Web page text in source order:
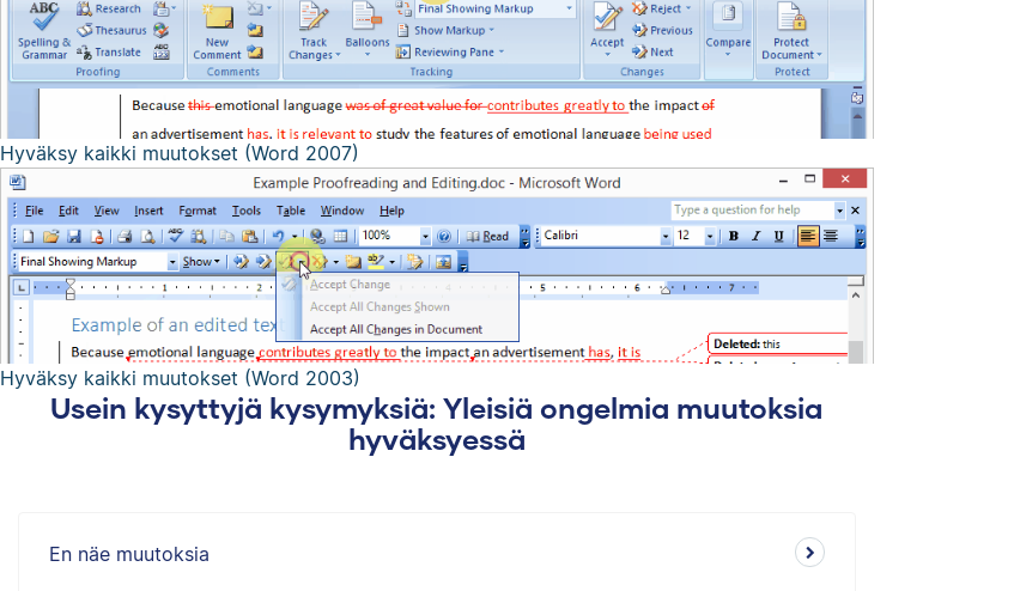
Hyväksy kaikki muutokset (Word 2007)
Hyväksy kaikki muutokset (Word 2003)
Usein kysyttyjä kysymyksiä: Yleisiä ongelmia muutoksia
hyväksyessä
En näe muutoksia